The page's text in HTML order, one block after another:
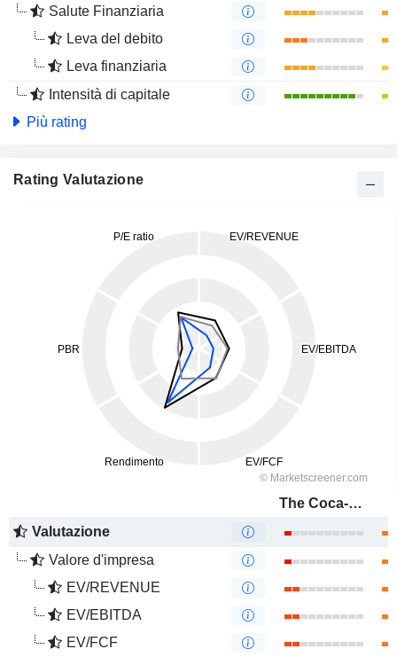
Salute Finanziaria
Leva del debito
Leva finanziaria
Intensità di capitale
Più rating
Rating Valutazione
The Coca-Cola Company
Valutazione
Valore d'impresa
EV/REVENUE
EV/EBITDA
EV/FCF